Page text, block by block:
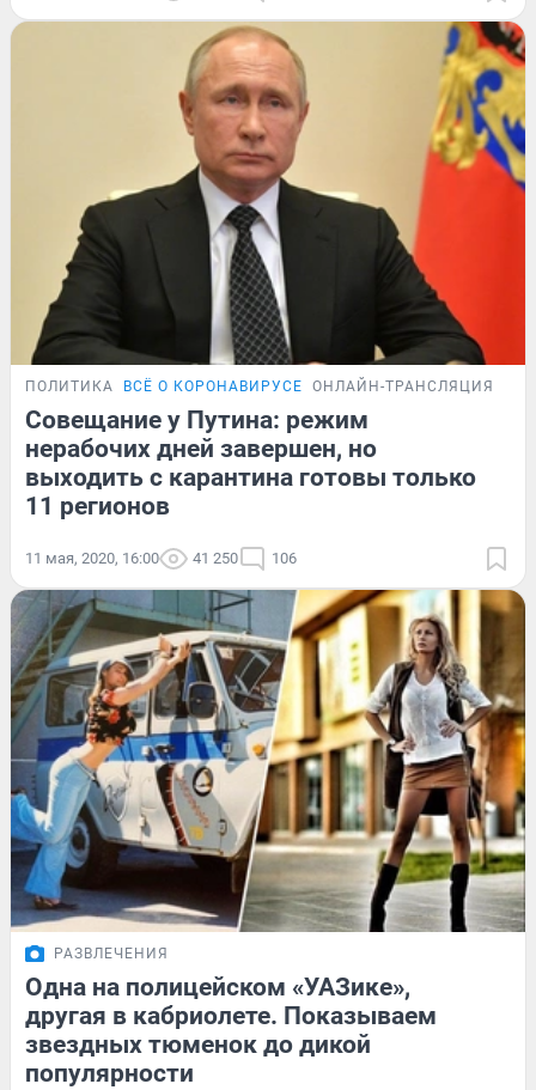
ПОЛИТИКА ВСЁ О КОРОНАВИРУСЕ ОНЛАЙН-ТРАНСЛЯЦИЯ
Совещание у Путина: режим
нерабочих дней завершен, но
выходить с карантина готовы только
11 регионов
11 мая, 2020, 16:00 41 250 106
РАЗВЛЕЧЕНИЯ
Одна на полицейском «УАЗике»,
другая в кабриолете. Показываем
звездных тюменок до дикой
популярности